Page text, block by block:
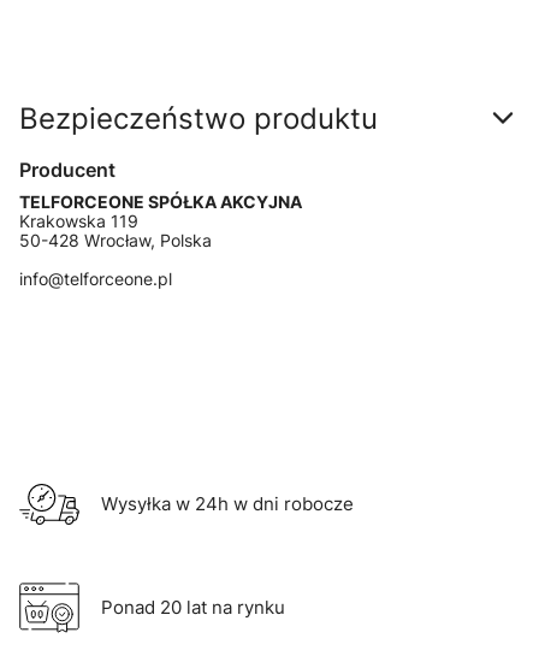
Bezpieczeństwo produktu
Producent
TELFORCEONE SPÓŁKA AKCYJNA
Krakowska 119
50-428 Wrocław, Polska
info@telforceone.pl
Wysyłka w 24h w dni robocze
Ponad 20 lat na rynku